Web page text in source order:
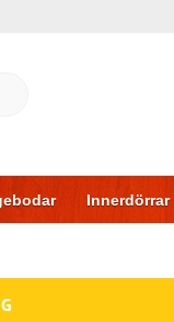
Innerdörrar